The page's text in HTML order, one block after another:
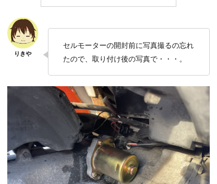
セルモーターの開封前に写真撮るの忘れ
たので、取り付け後の写真で・・・。